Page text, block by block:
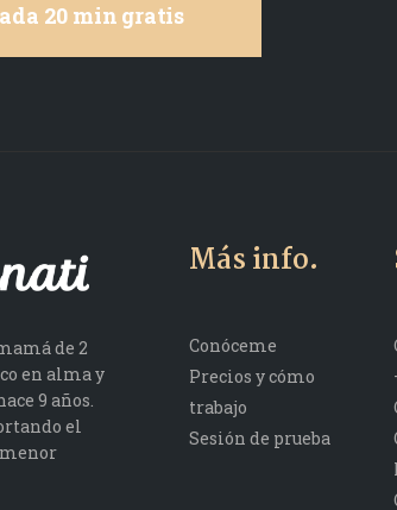
20 min gratis
de 2
en alma y
9 años.
el
Más info.
Conóceme
Precios y cómo
trabajo
Sesión de prueba